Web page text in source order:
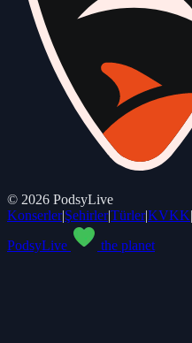
© 2026 PodsyLive
Konserler|Şehirler|Türler|KVKK|
PodsyLive
the planet